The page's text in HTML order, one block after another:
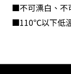
■不可漂白、不
■110℃以下低